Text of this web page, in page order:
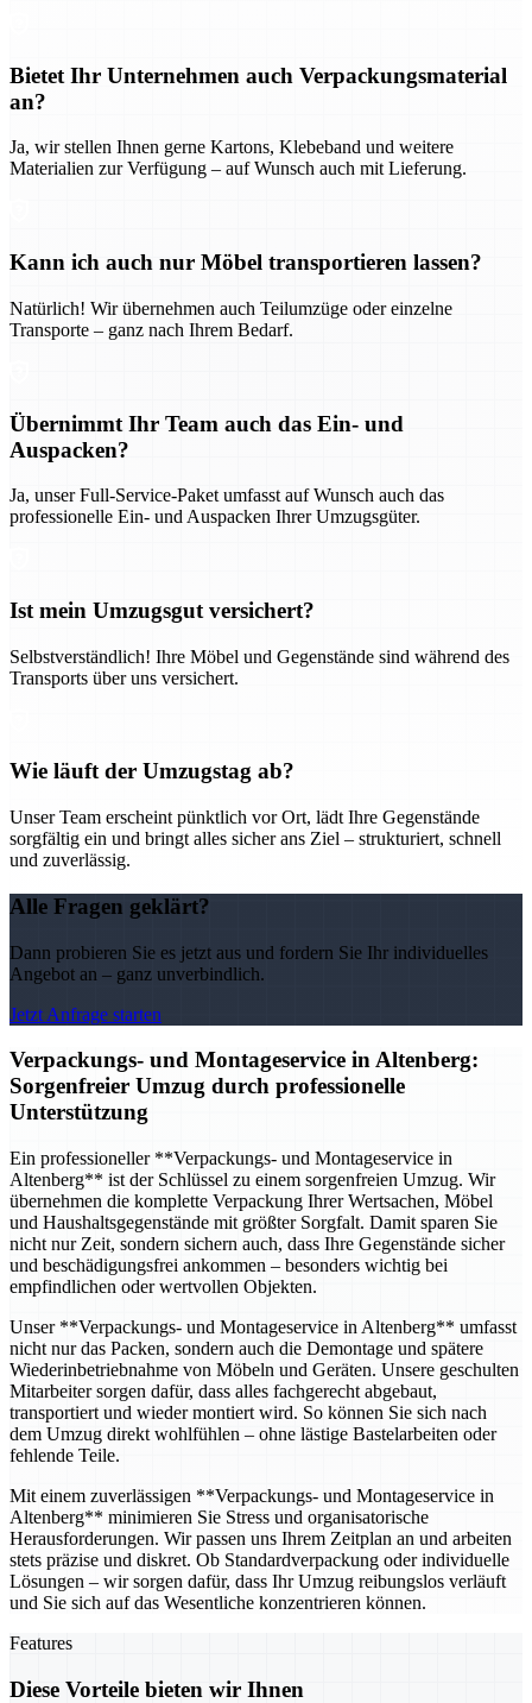
Bietet Ihr Unternehmen auch Verpackungsmaterial
an?
Ja, wir stellen Ihnen gerne Kartons, Klebeband und weitere
Materialien zur Verfügung – auf Wunsch auch mit Lieferung.
Kann ich auch nur Möbel transportieren lassen?
Natürlich! Wir übernehmen auch Teilumzüge oder einzelne
Transporte – ganz nach Ihrem Bedarf.
Übernimmt Ihr Team auch das Ein- und
Auspacken?
Ja, unser Full-Service-Paket umfasst auf Wunsch auch das
professionelle Ein- und Auspacken Ihrer Umzugsgüter.
Ist mein Umzugsgut versichert?
Selbstverständlich! Ihre Möbel und Gegenstände sind während des
Transports über uns versichert.
Wie läuft der Umzugstag ab?
Unser Team erscheint pünktlich vor Ort, lädt Ihre Gegenstände
sorgfältig ein und bringt alles sicher ans Ziel – strukturiert, schnell
und zuverlässig.
Alle Fragen geklärt?
Dann probieren Sie es jetzt aus und fordern Sie Ihr individuelles
Angebot an – ganz unverbindlich.
Jetzt Anfrage starten
Verpackungs- und Montageservice in Altenberg:
Sorgenfreier Umzug durch professionelle
Unterstützung
Ein professioneller **Verpackungs- und Montageservice in
Altenberg** ist der Schlüssel zu einem sorgenfreien Umzug. Wir
übernehmen die komplette Verpackung Ihrer Wertsachen, Möbel
und Haushaltsgegenstände mit größter Sorgfalt. Damit sparen Sie
nicht nur Zeit, sondern sichern auch, dass Ihre Gegenstände sicher
und beschädigungsfrei ankommen – besonders wichtig bei
empfindlichen oder wertvollen Objekten.
Unser **Verpackungs- und Montageservice in Altenberg** umfasst
nicht nur das Packen, sondern auch die Demontage und spätere
Wiederinbetriebnahme von Möbeln und Geräten. Unsere geschulten
Mitarbeiter sorgen dafür, dass alles fachgerecht abgebaut,
transportiert und wieder montiert wird. So können Sie sich nach
dem Umzug direkt wohlfühlen – ohne lästige Bastelarbeiten oder
fehlende Teile.
Mit einem zuverlässigen **Verpackungs- und Montageservice in
Altenberg** minimieren Sie Stress und organisatorische
Herausforderungen. Wir passen uns Ihrem Zeitplan an und arbeiten
stets präzise und diskret. Ob Standardverpackung oder individuelle
Lösungen – wir sorgen dafür, dass Ihr Umzug reibungslos verläuft
und Sie sich auf das Wesentliche konzentrieren können.
Features
Diese Vorteile bieten wir Ihnen